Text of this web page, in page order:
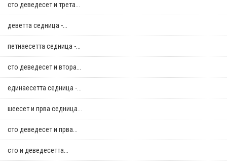
сто деведесет и трета...
деветта седница -...
петнаесетта седница -...
сто деведесет и втора...
единаесетта седница -...
шеесет и прва седница...
сто деведесет и прва...
сто и деведесетта...